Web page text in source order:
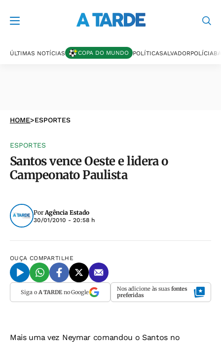
ÚLTIMAS NOTÍCIAS COPA DO MUNDO POLÍTICASALVADORPOLÍCIA
HOME>ESPORTES
ESPORTES
Santos vence Oeste e lidera o
Campeonato Paulista
PorAgência Estado
30/01/2010 - 20:58 h
OUÇA COMPARTILHE
Siga o A TARDEno Google Nos adicione às suas fontes
preferidas
Mais uma vez Neymar comandou o Santos no